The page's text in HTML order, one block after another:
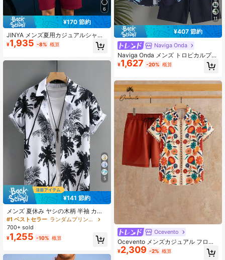
6
¥170 節約
JINYA メンズ夏用カジュアルシャツ
&ショーツビーチセット、地中海バケ
ーションスタイル、ミニマリスト成
アウトドア、シティ、レギュラーフ
ィット、若々しい、シンプル、キャ
ンパス、レトロ、多用途、テクスチ
ャー、エレガント、パーソナライ
ズ、スポーティ
¥1,935 -8% 概算
5
¥141 節約
メンズ 夏休み ヤシの木柄 半袖 カジ
ュアルシャツ (1サイズ上の購入をお
すすめ)
#1 ベストセラー
ランダムプリント メンズシャツ
700+ sold
¥1,255 -10% 概算
11
¥407 節約
Naviga Onda
Naviga Onda メンズ トロピカルプラ
ント柄 半袖ボタンダウンシャツ&ド
ローストリング ウエスト ポケット付
¥1,627 -20% 概算
Ocevento
Ocevento メンズカジュアル フロー
ラルプリント ボタンフロント 半袖シ
ャツ&ショーツセット、夏用メンズア
¥2,309 -2% 概算